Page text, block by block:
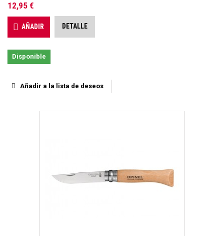
12,95 €
AÑADIR DETALLE
Disponible
Añadir a la lista de deseos